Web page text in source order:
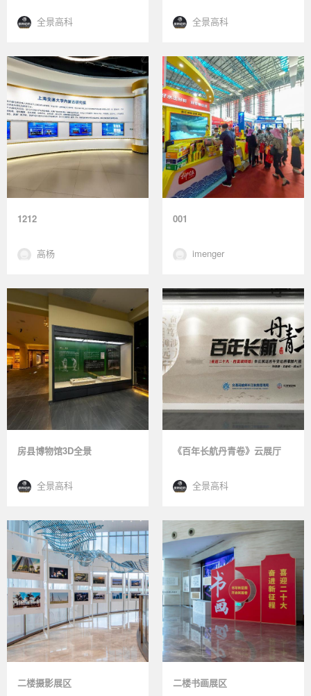
全景高科 全景高科
1212
高杨
001
imenger
房县博物馆3D全景
全景高科
《百年长航丹青卷》云展厅
全景高科
二楼摄影展区 二楼书画展区